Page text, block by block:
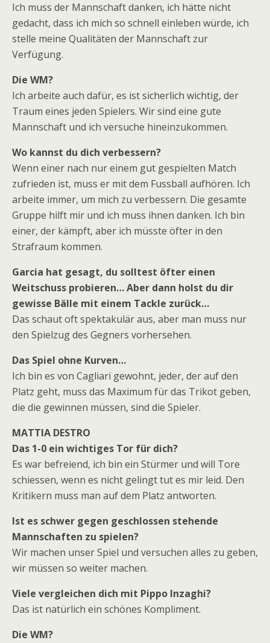
Ich muss der Mannschaft danken, ich hätte nicht
gedacht, dass ich mich so schnell einleben würde, ich
stelle meine Qualitäten der Mannschaft zur
Verfügung.
Die WM?
Ich arbeite auch dafür, es ist sicherlich wichtig, der
Traum eines jeden Spielers. Wir sind eine gute
Mannschaft und ich versuche hineinzukommen.
Wo kannst du dich verbessern?
Wenn einer nach nur einem gut gespielten Match
zufrieden ist, muss er mit dem Fussball aufhören. Ich
arbeite immer, um mich zu verbessern. Die gesamte
Gruppe hilft mir und ich muss ihnen danken. Ich bin
einer, der kämpft, aber ich müsste öfter in den
Strafraum kommen.
Garcia hat gesagt, du solltest öfter einen
Weitschuss probieren… Aber dann holst du dir
gewisse Bälle mit einem Tackle zurück…
Das schaut oft spektakulär aus, aber man muss nur
den Spielzug des Gegners vorhersehen.
Das Spiel ohne Kurven…
Ich bin es von Cagliari gewohnt, jeder, der auf den
Platz geht, muss das Maximum für das Trikot geben,
die die gewinnen müssen, sind die Spieler.
MATTIA DESTRO
Das 1-0 ein wichtiges Tor für dich?
Es war befreiend, ich bin ein Stürmer und will Tore
schiessen, wenn es nicht gelingt tut es mir leid. Den
Kritikern muss man auf dem Platz antworten.
Ist es schwer gegen geschlossen stehende
Mannschaften zu spielen?
Wir machen unser Spiel und versuchen alles zu geben,
wir müssen so weiter machen.
Viele vergleichen dich mit Pippo Inzaghi?
Das ist natürlich ein schönes Kompliment.
Die WM?